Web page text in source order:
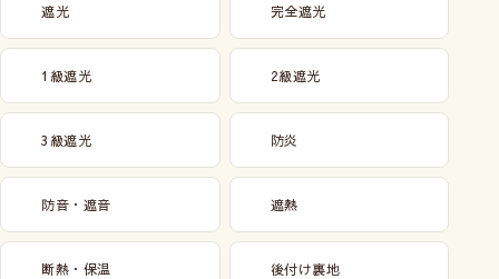
遮光 完全遮光
1級遮光 2級遮光
3級遮光 防炎
防音・遮音 遮熱
断熱・保温 後付け裏地